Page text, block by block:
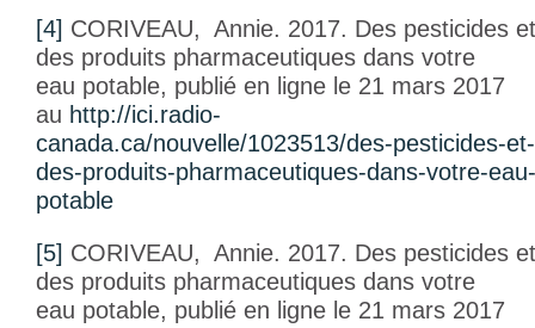
[4] CORIVEAU, Annie. 2017. Des pesticides et
des produits pharmaceutiques dans votre
eau potable, publié en ligne le 21 mars 2017
au http://ici.radio-
canada.ca/nouvelle/1023513/des-pesticides-et-
des-produits-pharmaceutiques-dans-votre-eau-
potable
[5] CORIVEAU, Annie. 2017. Des pesticides et
des produits pharmaceutiques dans votre
eau potable, publié en ligne le 21 mars 2017